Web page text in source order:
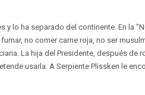
lo ha separado del continente. En la
no comer carne roja, no ser
La hija del Presidente, después de
usarla. A Serpiente Plissken le